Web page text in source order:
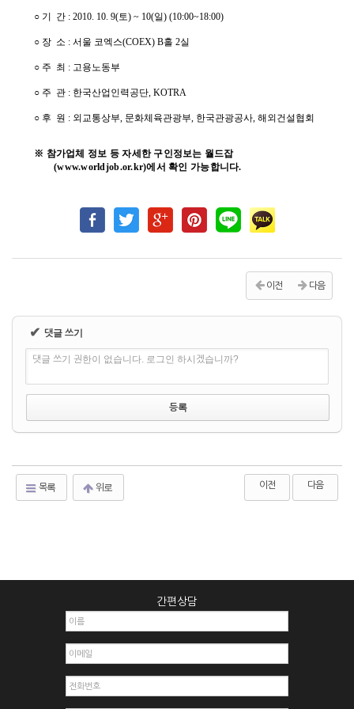
○ 기 간 : 2010. 10. 9(토) ~ 10(일) (10:00~18:00)
○ 장 소 : 서울 코엑스(COEX) B홀 2실
○ 주 최 : 고용노동부
○ 주 관 : 한국산업인력공단, KOTRA
○ 후 원 : 외교통상부, 문화체육관광부, 한국관광공사, 해외건설협회
※ 참가업체 정보 등 자세한 구인정보는 월드잡
(www.worldjob.or.kr)에서 확인 가능합니다.
이전 다음
✔ 댓글 쓰기
댓글 쓰기 권한이 없습니다. 로그인 하시겠습니까?
목록 위로 이전 다음
간편상담